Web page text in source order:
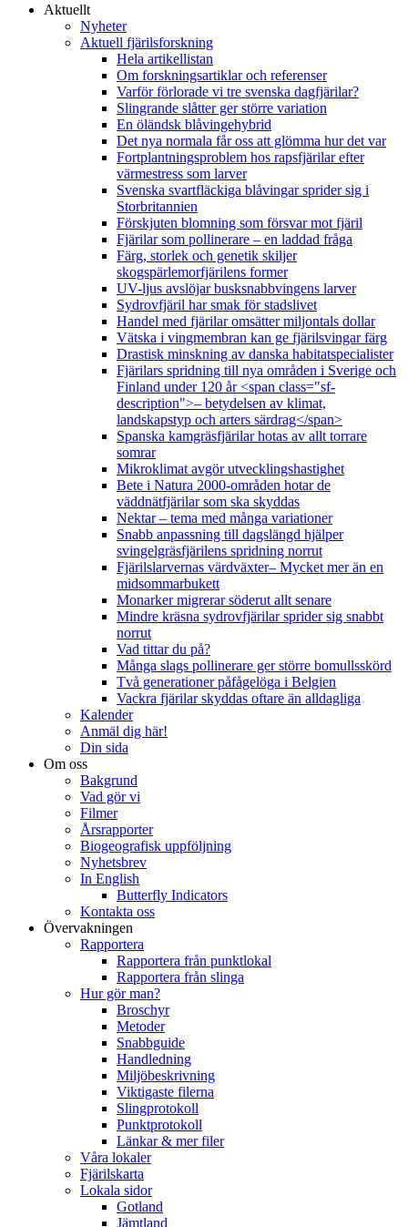
Aktuellt
Nyheter
Aktuell fjärilsforskning
Hela artikellistan
Om forskningsartiklar och referenser
Varför förlorade vi tre svenska dagfjärilar?
Slingrande slåtter ger större variation
En öländsk blåvingehybrid
Det nya normala får oss att glömma hur det var
Fortplantningsproblem hos rapsfjärilar efter
värmestress som larver
Svenska svartfläckiga blåvingar sprider sig i
Storbritannien
Förskjuten blomning som försvar mot fjäril
Fjärilar som pollinerare – en laddad fråga
Färg, storlek och genetik skiljer
skogspärlemorfjärilens former
UV-ljus avslöjar busksnabbvingens larver
Sydrovfjäril har smak för stadslivet
Handel med fjärilar omsätter miljontals dollar
Vätska i vingmembran kan ge fjärilsvingar färg
Drastisk minskning av danska habitatspecialister
Fjärilars spridning till nya områden i Sverige och
Finland under 120 år <span class="sf-
description">– betydelsen av klimat,
landskapstyp och arters särdrag</span>
Spanska kamgräsfjärilar hotas av allt torrare
somrar
Mikroklimat avgör utvecklingshastighet
Bete i Natura 2000-områden hotar de
väddnätfjärilar som ska skyddas
Nektar – tema med många variationer
Snabb anpassning till dagslängd hjälper
svingelgräsfjärilens spridning norrut
Fjärilslarvernas värdväxter– Mycket mer än en
midsommarbukett
Monarker migrerar söderut allt senare
Mindre kräsna sydrovfjärilar sprider sig snabbt
norrut
Vad tittar du på?
Många slags pollinerare ger större bomullsskörd
Två generationer påfågelöga i Belgien
Vackra fjärilar skyddas oftare än alldagliga
Kalender
Anmäl dig här!
Din sida
Om oss
Bakgrund
Vad gör vi
Filmer
Årsrapporter
Biogeografisk uppföljning
Nyhetsbrev
In English
Butterfly Indicators
Kontakta oss
Övervakningen
Rapportera
Rapportera från punktlokal
Rapportera från slinga
Hur gör man?
Broschyr
Metoder
Snabbguide
Handledning
Miljöbeskrivning
Viktigaste filerna
Slingprotokoll
Punktprotokoll
Länkar & mer filer
Våra lokaler
Fjärilskarta
Lokala sidor
Gotland
Jämtland